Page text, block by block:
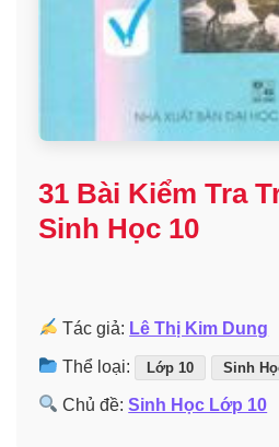
31 Bài Kiểm Tra
Sinh Học 10
Tác giả: Lê Thị Kim Dung
Thể loại: Lớp 10 Sinh
Chủ đề:Sinh Học Lớp 10